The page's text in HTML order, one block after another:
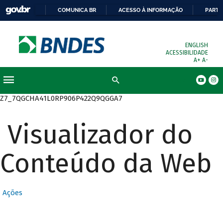
COMUNICA BR ACESSO À INFORMAÇÃO
ENGLISH
ACESSIBILIDADE
A+ A-
Z7_7QGCHA41L0RP906P422Q9QGGA7
Visualizador do
Conteúdo da Web
Ações